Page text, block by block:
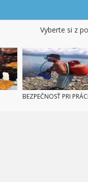
Vyberte si z
BEZPEČNOSŤ PRI PRÁCI